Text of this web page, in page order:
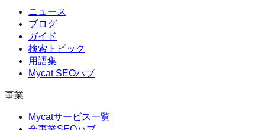
ニュース
ブログ
ガイド
検索トピック
用語集
Mycat SEOハブ
事業
Mycatサービス一覧